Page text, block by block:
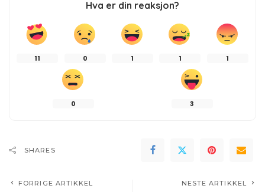
Hva er din reaksjon?
11 0 1 1 1
0 3
SHARES
FORRIGE ARTIKKEL NESTE ARTIKKEL